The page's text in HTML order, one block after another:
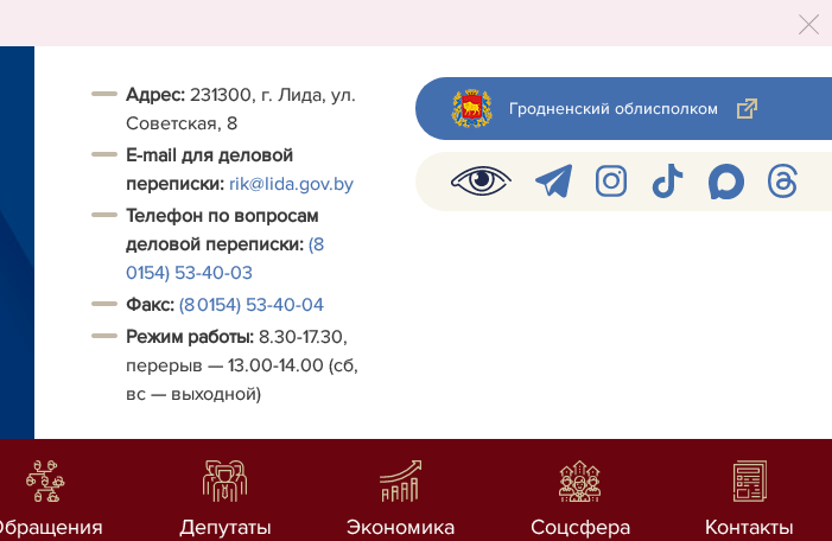
Адрес: 231300, г. Лида, ул.
Советская, 8
E-mail для деловой
переписки: rik@lida.gov.by
Телефон по вопросам
деловой переписки: (8
0154) 53-40-03
Факс: (8 0154) 53-40-04
Режим работы: 8.30-17.30,
перерыв — 13.00-14.00 (сб,
вс — выходной)
Гродненский облисполком
Депутаты Экономика Соцсфера Контакты